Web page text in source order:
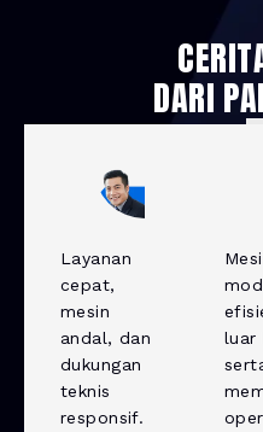
DARI
Layanan
cepat,
mesin
andal, dan
dukungan
teknis
responsif.
luar